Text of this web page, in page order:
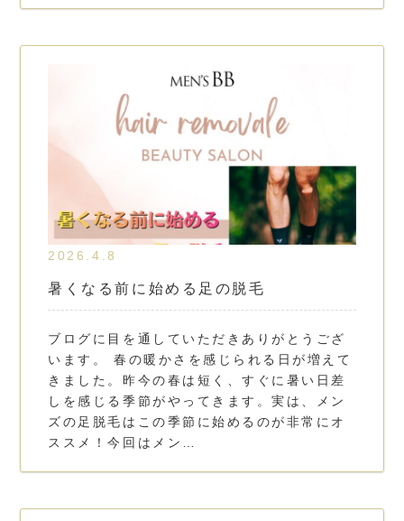
2026.4.8
暑くなる前に始める足の脱毛
ブログに目を通していただきありがとうござ
います。 春の暖かさを感じられる日が増えて
きました。昨今の春は短く、すぐに暑い日差
しを感じる季節がやってきます。実は、メン
ズの足脱毛はこの季節に始めるのが非常にオ
ススメ！今回はメン…